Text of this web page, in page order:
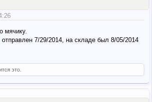
мячику.
7/29/2014, на складе был 8/05/2014
это.